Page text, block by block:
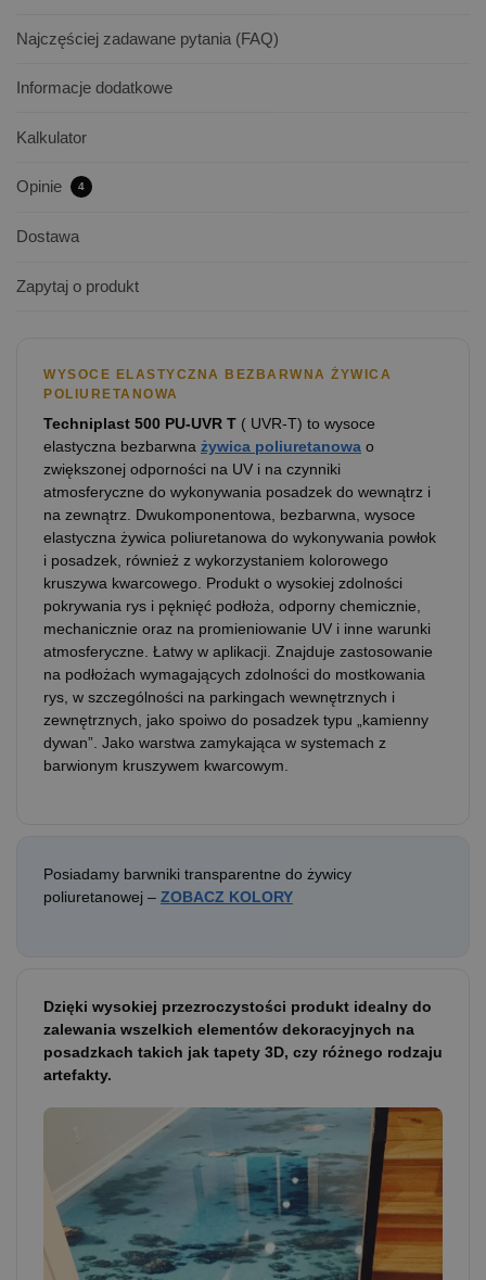
Najczęściej zadawane pytania (FAQ)
Informacje dodatkowe
Kalkulator
Opinie 4
Dostawa
Zapytaj o produkt
WYSOCE ELASTYCZNA BEZBARWNA ŻYWICA
POLIURETANOWA
Techniplast 500 PU-UVR T ( UVR-T) to wysoce
elastyczna bezbarwna żywica poliuretanowa o
zwiększonej odporności na UV i na czynniki
atmosferyczne do wykonywania posadzek do wewnątrz i
na zewnątrz. Dwukomponentowa, bezbarwna, wysoce
elastyczna żywica poliuretanowa do wykonywania powłok
i posadzek, również z wykorzystaniem kolorowego
kruszywa kwarcowego. Produkt o wysokiej zdolności
pokrywania rys i pęknięć podłoża, odporny chemicznie,
mechanicznie oraz na promieniowanie UV i inne warunki
atmosferyczne. Łatwy w aplikacji. Znajduje zastosowanie
na podłożach wymagających zdolności do mostkowania
rys, w szczególności na parkingach wewnętrznych i
zewnętrznych, jako spoiwo do posadzek typu „kamienny
dywan”. Jako warstwa zamykająca w systemach z
barwionym kruszywem kwarcowym.
Posiadamy barwniki transparentne do żywicy
poliuretanowej – ZOBACZ KOLORY
Dzięki wysokiej przezroczystości produkt idealny do
zalewania wszelkich elementów dekoracyjnych na
posadzkach takich jak tapety 3D, czy różnego rodzaju
artefakty.